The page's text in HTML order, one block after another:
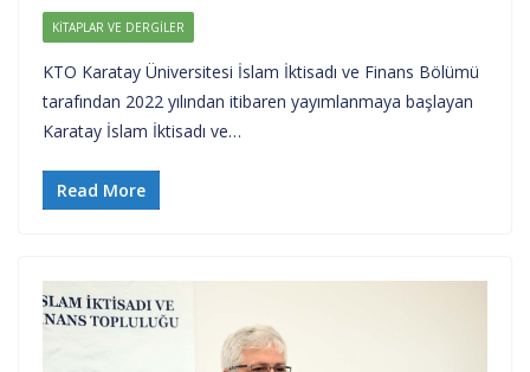
KITAPLAR VE DERGILER
KTO Karatay Üniversitesi İslam İktisadı ve Finans Bölümü
tarafından 2022 yılından itibaren yayımlanmaya başlayan
Karatay İslam İktisadı ve…
Read More